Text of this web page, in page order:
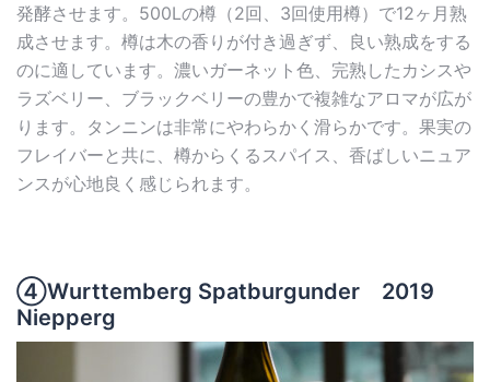
発酵させます。500Lの樽（2回、3回使用樽）で12ヶ月熟
成させます。樽は木の香りが付き過ぎず、良い熟成をする
のに適しています。濃いガーネット色、完熟したカシスや
ラズベリー、ブラックベリーの豊かで複雑なアロマが広が
ります。タンニンは非常にやわらかく滑らかです。果実の
フレイバーと共に、樽からくるスパイス、香ばしいニュア
ンスが心地良く感じられます。
④Wurttemberg Spatburgunder 2019
Niepperg